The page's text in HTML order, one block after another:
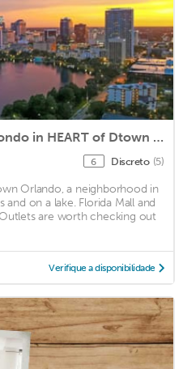
NEW ❤️ 2Bed/2B Luxury Condo in HEART of Dtown Orlando ❤️
6 Discreto (5)
Orlando, a neighborhood in
on a lake. Florida Mall and
are worth checking out
Verifique a disponibilidade